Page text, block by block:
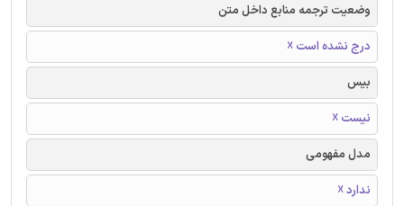
وضعیت ترجمه منابع داخل متن
درج نشده است ☓
بیس
نیست ☓
مدل مفهومی
ندارد ☓